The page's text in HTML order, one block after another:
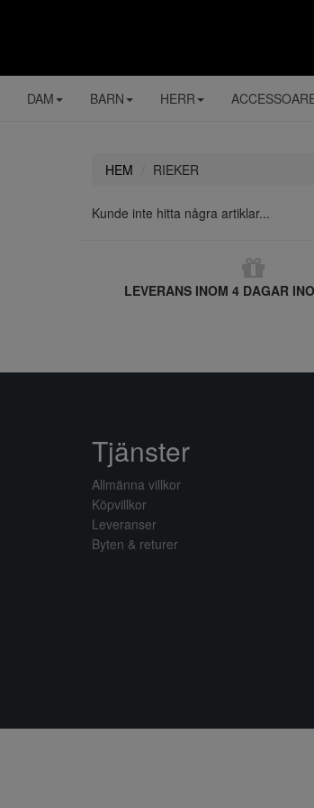
DAM BARN HERR
HEM RIEKER
Kunde inte hitta några artiklar...
LEVERANS INOM 4 DAGAR
Tjänster
Allmänna villkor
Köpvillkor
Leveranser
Byten & returer